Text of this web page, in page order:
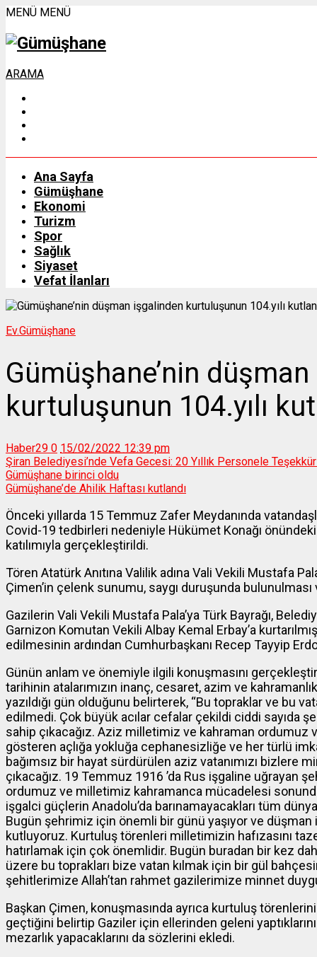
MENÜ MENÜ
ARAMA
Ana Sayfa
Gümüşhane
Ekonomi
Turizm
Spor
Sağlık
Siyaset
Vefat İlanları
Ev.Gümüşhane
Gümüşhane’nin
kurtuluşunun 104.yılı
Haber29 0 15/02/2022 12:39 pm
Şiran Belediyesi’nde Vefa Gecesi: 20 Yıllık Personele
Gümüşhane birinci oldu
Gümüşhane’de Ahilik Haftası kutlandı
Önceki yıllarda 15 Temmuz Zafer Meydanında
Covid-19 tedbirleri nedeniyle Hükümet Konağı
katılımıyla gerçekleştirildi.
Tören Atatürk Anıtına Valilik adına Vali Vekili Mustafa
Çimen’in çelenk sunumu, saygı duruşunda bulunulması
Gazilerin Vali Vekili Mustafa Pala’ya Türk Bayrağı,
Garnizon Komutan Vekili Albay Kemal Erbay’a
edilmesinin ardından Cumhurbaşkanı Recep Tayyip
Günün anlam ve önemiyle ilgili konuşmasını
tarihinin atalarımızın inanç, cesaret, azim ve
yazıldığı gün olduğunu belirterek, “Bu topraklar ve bu
edilmedi. Çok büyük acılar cefalar çekildi ciddi sayıda
sahip çıkacağız. Aziz milletimiz ve kahraman ordumuz
gösteren açlığa yokluğa cephanesizliğe ve her türlü
bağımsız bir hayat sürdürülen aziz vatanımızı bizlere
çıkacağız. 19 Temmuz 1916 ’da Rus işgaline uğrayan
ordumuz ve milletimiz kahramanca mücadelesi
işgalci güçlerin Anadolu’da barınamayacakları tüm
Bugün şehrimiz için önemli bir günü yaşıyor ve düşman
kutluyoruz. Kurtuluş törenleri milletimizin hafızasını
hatırlamak için çok önemlidir. Bugün buradan bir kez
üzere bu toprakları bize vatan kılmak için bir gül
şehitlerimize Allah’tan rahmet gazilerimize minnet
Başkan Çimen, konuşmasında ayrıca kurtuluş
geçtiğini belirtip Gaziler için ellerinden geleni
mezarlık yapacaklarını da sözlerini ekledi.